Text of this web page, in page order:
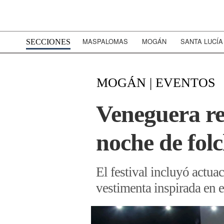
SECCIONES MASPALOMAS MOGÁN SANTA LUCÍA
MOGÁN | EVENTOS
Veneguera
noche de
El festival incluyó
vestimenta inspirada en